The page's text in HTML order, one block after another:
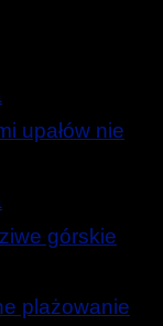
upałów nie
górskie
plażowanie